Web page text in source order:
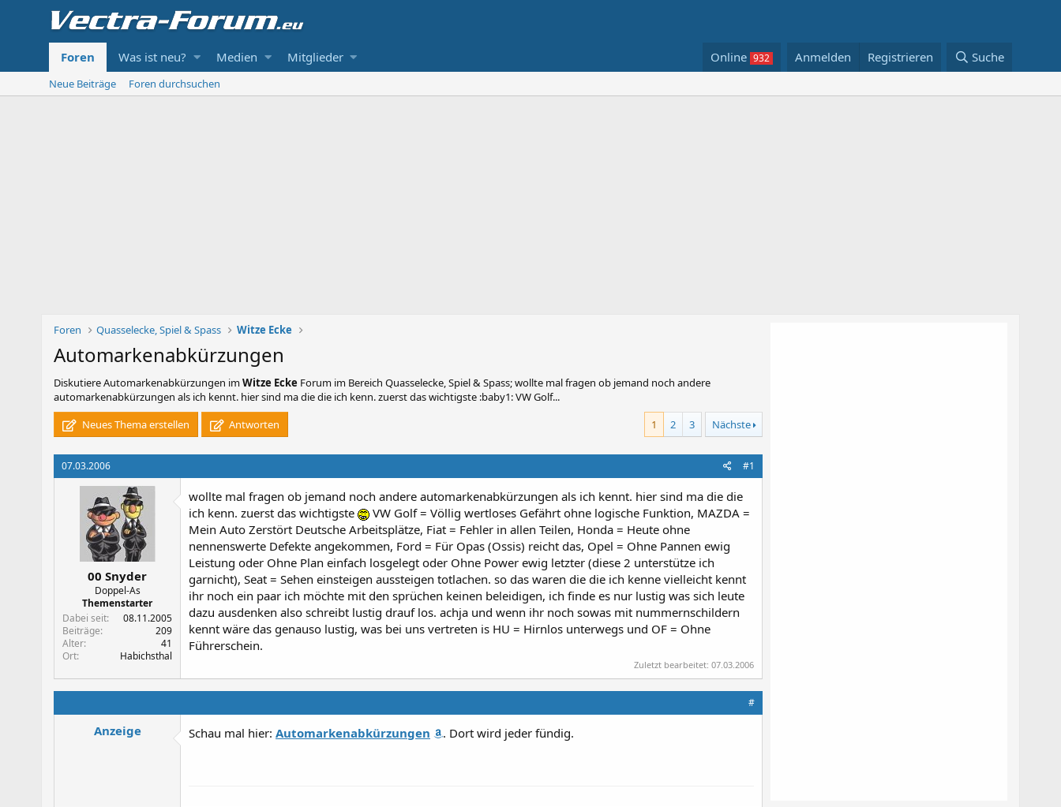
Foren Was ist neu? Medien Mitglieder Online Anmelden Registrieren Suche
Neue Beiträge Foren durchsuchen
Foren Quasselecke, Spiel & Spass Witze Ecke
Automarkenabkürzungen
DiskutiereAutomarkenabkürzungen imWitze Ecke Forum im Bereich Quasselecke, Spiel & Spass; wollte mal fragen ob jemand noch andere
automarkenabkürzungen als ich kennt. hier sind ma die die ich kenn. zuerst das wichtigste :baby1: VW Golf...
Neues Thema erstellen
Antworten 1 2 3 Nächste
07.03.2006 #1
00 Snyder
Doppel-As
Themenstarter
Dabei seit
08.11.2005
Beiträge
209
Alter
41
Ort
Habichsthal
wollte mal fragen ob jemand noch andere automarkenabkürzungen als ich kennt. hier sind ma die die
ich kenn. zuerst das wichtigste
VW Golf = Völlig wertloses Gefährt ohne logische Funktion, MAZDA =
Mein Auto Zerstört Deutsche Arbeitsplätze, Fiat = Fehler in allen Teilen, Honda = Heute ohne
nennenswerte Defekte angekommen, Ford = Für Opas (Ossis) reicht das, Opel = Ohne Pannen ewig
Leistung oder Ohne Plan einfach losgelegt oder Ohne Power ewig letzter (diese 2 unterstütze ich
garnicht), Seat = Sehen einsteigen aussteigen totlachen. so das waren die die ich kenne vielleicht kennt
ihr noch ein paar ich möchte mit den sprüchen keinen beleidigen, ich finde es nur lustig was sich leute
dazu ausdenken also schreibt lustig drauf los. achja und wenn ihr noch sowas mit nummernschildern
kennt wäre das genauso lustig, was bei uns vertreten is HU = Hirnlos unterwegs und OF = Ohne
Führerschein.
Zuletzt bearbeitet: 07.03.2006
#
Anzeige Schau mal hier: Automarkenabkürzungen . Dort wird jeder fündig.